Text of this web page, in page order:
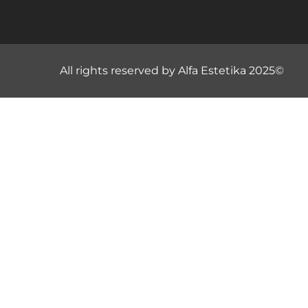
All rights reserved by Alfa Estetika 2025©